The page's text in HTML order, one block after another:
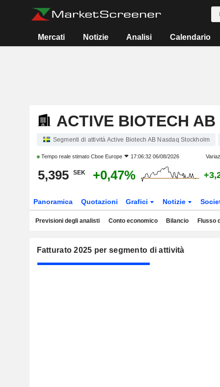
Mercati Notizie Analisi Calendario
ACTIVE BIOTECH AB
Segmenti di attività Active Biotech AB Nasdaq Stockholm
Tempo reale stimato Cboe Europe 17:06:32 06/08/2026
5,395 SEK +0,47%
Panoramica Quotazioni Grafici Notizie
Previsioni degli analisti Conto economico Bilancio Flusso
Fatturato 2025 per segmento di attività